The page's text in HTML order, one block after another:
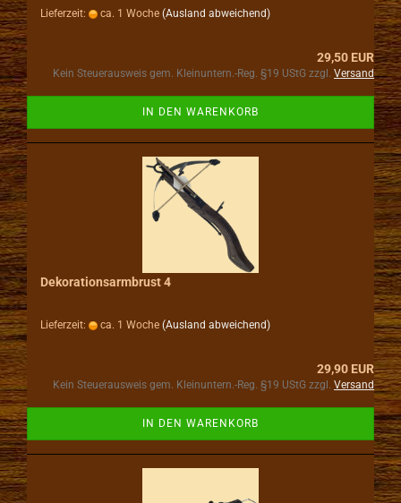
Lieferzeit: ca. 1 Woche (Ausland abweichend)
29,50 EUR
Kein Steuerausweis gem. Kleinuntern.-Reg. §19 UStG zzgl. Versand
IN DEN WARENKORB
Dekorationsarmbrust 4
Lieferzeit: ca. 1 Woche (Ausland abweichend)
29,90 EUR
Kein Steuerausweis gem. Kleinuntern.-Reg. §19 UStG zzgl. Versand
IN DEN WARENKORB